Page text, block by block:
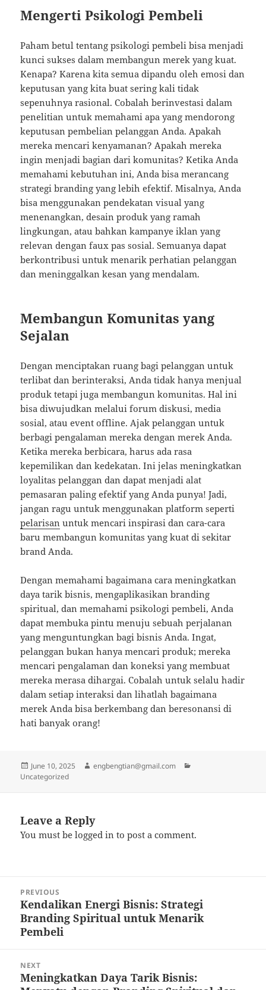
Mengerti Psikologi Pembeli
Paham betul tentang psikologi pembeli bisa menjadi
kunci sukses dalam membangun merek yang kuat.
Kenapa? Karena kita semua dipandu oleh emosi dan
keputusan yang kita buat sering kali tidak
sepenuhnya rasional. Cobalah berinvestasi dalam
penelitian untuk memahami apa yang mendorong
keputusan pembelian pelanggan Anda. Apakah
mereka mencari kenyamanan? Apakah mereka
ingin menjadi bagian dari komunitas? Ketika Anda
memahami kebutuhan ini, Anda bisa merancang
strategi branding yang lebih efektif. Misalnya, Anda
bisa menggunakan pendekatan visual yang
menenangkan, desain produk yang ramah
lingkungan, atau bahkan kampanye iklan yang
relevan dengan faux pas sosial. Semuanya dapat
berkontribusi untuk menarik perhatian pelanggan
dan meninggalkan kesan yang mendalam.
Membangun Komunitas yang
Sejalan
Dengan menciptakan ruang bagi pelanggan untuk
terlibat dan berinteraksi, Anda tidak hanya menjual
produk tetapi juga membangun komunitas. Hal ini
bisa diwujudkan melalui forum diskusi, media
sosial, atau event offline. Ajak pelanggan untuk
berbagi pengalaman mereka dengan merek Anda.
Ketika mereka berbicara, harus ada rasa
kepemilikan dan kedekatan. Ini jelas meningkatkan
loyalitas pelanggan dan dapat menjadi alat
pemasaran paling efektif yang Anda punya! Jadi,
jangan ragu untuk menggunakan platform seperti
pelarisan untuk mencari inspirasi dan cara-cara
baru membangun komunitas yang kuat di sekitar
brand Anda.
Dengan memahami bagaimana cara meningkatkan
daya tarik bisnis, mengaplikasikan branding
spiritual, dan memahami psikologi pembeli, Anda
dapat membuka pintu menuju sebuah perjalanan
yang menguntungkan bagi bisnis Anda. Ingat,
pelanggan bukan hanya mencari produk; mereka
mencari pengalaman dan koneksi yang membuat
mereka merasa dihargai. Cobalah untuk selalu hadir
dalam setiap interaksi dan lihatlah bagaimana
merek Anda bisa berkembang dan beresonansi di
hati banyak orang!
Posted
on
June 10, 2025 Author
engbengtian@gmail.com
Uncategorized
Leave a Reply
You must belogged in to post a comment.
navigation
PREVIOUS
Previous
post:
Kendalikan Energi Bisnis: Strategi
Branding Spiritual untuk Menarik
Pembeli
NEXT
Next
Meningkatkan Daya Tarik Bisnis: